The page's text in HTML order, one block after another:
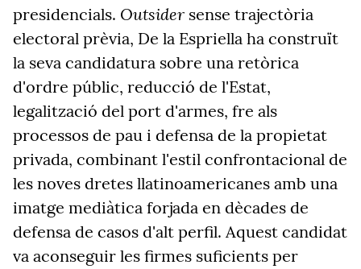
presidencials. Outsider sense trajectòria
electoral prèvia, De la Espriella ha construït
la seva candidatura sobre una retòrica
d'ordre públic, reducció de l'Estat,
legalització del port d'armes, fre als
processos de pau i defensa de la propietat
privada, combinant l'estil confrontacional de
les noves dretes llatinoamericanes amb una
imatge mediàtica forjada en dècades de
defensa de casos d'alt perfil. Aquest candidat
va aconseguir les firmes suficients per